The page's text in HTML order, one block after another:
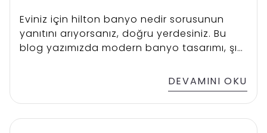
Eviniz için hilton banyo nedir sorusunun
yanıtını arıyorsanız, doğru yerdesiniz. Bu
blog yazımızda modern banyo tasarımı, şık
yaşam alanı yaratma rehberiniDEVAMINI OKU